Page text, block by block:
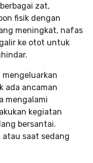
zat,
fisik dengan
meningkat, nafas
ke otot untuk
ada ancaman
mengalami
kegiatan
bersantai.
saat sedang